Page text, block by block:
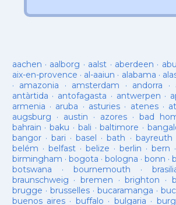
aachen · aalborg · aalst · aberdeen ·
aix-en-provence · al-aaiun · alabama ·
· amazonia · amsterdam · andorra ·
antàrtida · antofagasta · antwerpen ·
armenia · aruba · asturies· atenes·
augsburg · austin · azores·bad
bahrain ·baku · bali ·baltimore ·
bangor· bari ·basel ·bath · bayreuth
belém · belfast· belize · berlin ·bern
birmingham · bogota · bologna ·bonn ·
botswana · bournemouth ·
braunschweig · bremen ·brighton ·
brugge · brusselles· bucaramanga ·
buenos aires· buffalo · bulgaria ·